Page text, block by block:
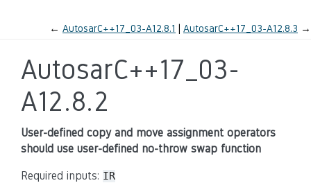
← AutosarC++17_03-A12.8.1 AutosarC++17_03-A12.8.3 →
AutosarC++17_03-
A12.8.2
User-defined copy and move assignment operators
should use user-defined no-throw swap function
Required inputs: IR